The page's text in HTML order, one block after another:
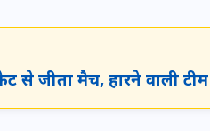
से जीता मैच, हारने वाली